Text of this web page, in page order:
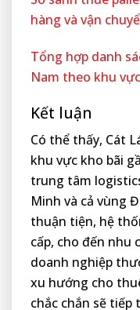
hàng và vận
Tổng hợp danh
Nam theo khu vực
Kết luận
Có thể thấy, Cát
khu vực kho bãi
trung tâm
Minh và cả vùng
thuận tiện, hệ
cấp, cho đến nhu
doanh nghiệp
xu hướng cho
chắc chắn sẽ